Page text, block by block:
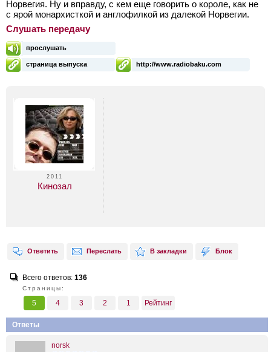
Норвегия. Ну и вправду, с кем еще говорить о короле, как не
с ярой монархисткой и англофилкой из далекой Норвегии.
Слушать передачу
прослушать
страница выпуска http://www.radiobaku.com
2011
Кинозал
Ответить Переслать В закладки Блок
Всего ответов: 136
Страницы:
5 4 3 2 1 Рейтинг
Ответы
norsk